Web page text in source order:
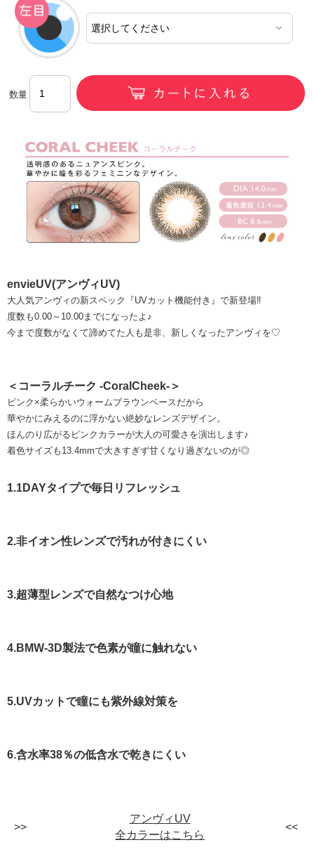
数量
envieUV(アンヴィUV)
大人気アンヴィの新スペック『UVカット機能付き』で新登場‼
度数も0.00～10.00までになったよ♪
今まで度数がなくて諦めてた人も是非、新しくなったアンヴィを♡
＜コーラルチーク -CoralCheek-＞
ピンク×柔らかいウォームブラウンベースだから
華やかにみえるのに浮かない絶妙なレンズデザイン。
ほんのり広がるピンクカラーが大人の可愛さを演出します♪
着色サイズも13.4mmで大きすぎず甘くなり過ぎないのが◎
1.1DAYタイプで毎日リフレッシュ
2.非イオン性レンズで汚れが付きにくい
3.超薄型レンズで自然なつけ心地
4.BMW-3D製法で色素が瞳に触れない
5.UVカットで瞳にも紫外線対策を
6.含水率38％の低含水で乾きにくい
アンヴィUV
全カラーはこちら